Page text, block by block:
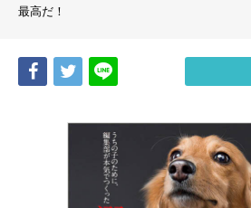
最高だ！
Share Tweet